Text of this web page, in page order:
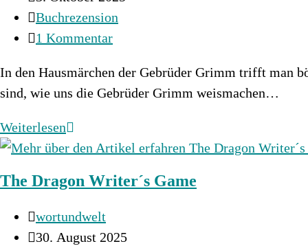
veröffentlicht:
Beitrags-
Kategorie:
Buchrezension
Beitrags-
1 Kommentar
In den Hausmärchen der Gebrüder Grimm trifft man
sind, wie uns die Gebrüder Grimm weismachen…
WeiterlesenMirror
–
wie
Schnee
The Dragon Writer´s Game
Beitrags-
Autor:
wortundwelt
Beitrag
30. August 2025